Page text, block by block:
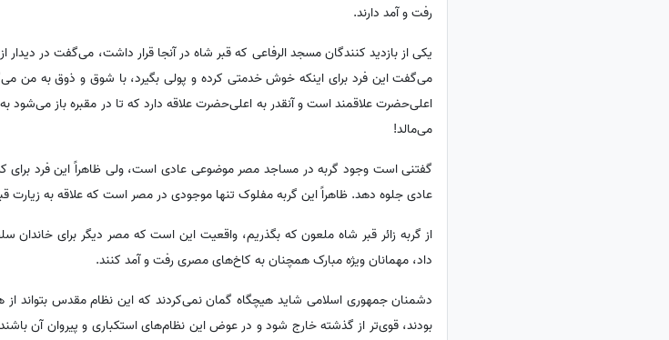
رفت و آمد دارند.
یکی از بازدید کنندگان مسجد الرفاعی که قبر شاه در آنجا قرار داشت، می‌گفت در
می‌گفت این فرد برای اینکه خوش خدمتی کرده و پولی بگیرد، با شوق و ذوق به
اعلی‌حضرت علاقمند است و آنقدر به اعلی‌حضرت علاقه دارد که تا در مقبره باز
می‌مالد!
گفتنی است وجود گربه در مساجد مصر موضوعی عادی است، ولی ظاهراً این فرد برای
عادی جلوه دهد. ظاهراً این گربه مفلوک تنها موجودی در مصر است که علاقه به زیارت
از گربه زائر قبر شاه ملعون که بگذریم، واقعیت این است که مصر دیگر برای
داد، مهمانان ویژه مبارک همچنان به کاخ‌های مصری رفت و آمد کنند.
دشمنان جمهوری اسلامی شاید هیچگاه گمان نمی‌کردند که این نظام مقدس بتواند
بودند، قوی‌تر از گذشته خارج شود و در عوض این نظام‌های استکباری و پیروان آن